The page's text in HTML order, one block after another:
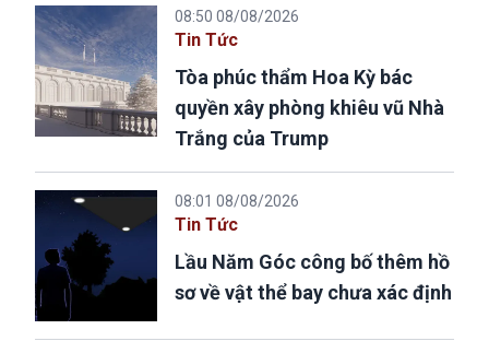
08:50 08/08/2026
Tin Tức
Tòa phúc thẩm Hoa Kỳ bác
quyền xây phòng khiêu vũ Nhà
Trắng của Trump
08:01 08/08/2026
Tin Tức
Lầu Năm Góc công bố thêm hồ
sơ về vật thể bay chưa xác định